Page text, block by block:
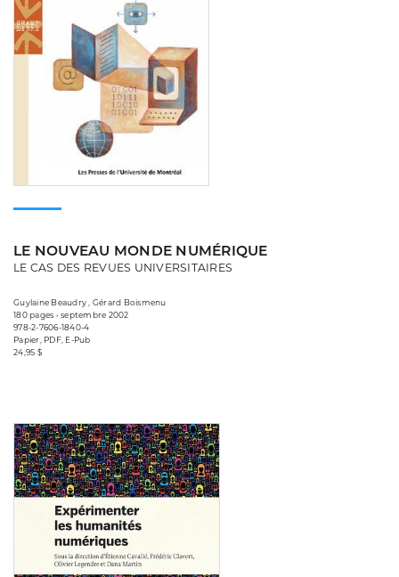
LE NOUVEAU MONDE NUMÉRIQUE
LE CAS DES REVUES UNIVERSITAIRES
Guylaine Beaudry , Gérard Boismenu
180 pages • septembre 2002
978-2-7606-1840-4
Papier, PDF, E-Pub
24,95 $